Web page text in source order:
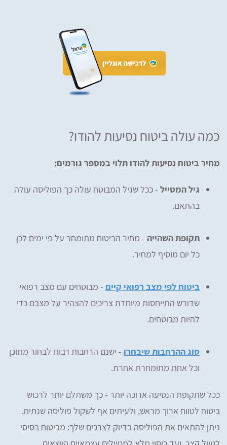
כמה עולה ביטוח נסיעות להודו?
מחיר ביטוח נסיעות להודו תלוי במספר גורמים:
גיל המטייל - ככל שגיל המבוטח עולה כך הפוליסה עולה
בהתאם.
תקופת השהייה - מחיר הביטוח מתומחר על פי ימים לכן
כל יום מוסיף למחיר.
ביטוח לפי מצב רפואי קיים - מבוטחים עם מצב רפואי
שדורש התייחסות מיוחדת צריכים להצהיר על מצבם כדי
להיות מבוטחים.
סוג ההרחבות שיבחרו - ישנם הרחבות רבות לבחור מתוכן
וכל אחת מתומחרת אחרת.
ככל שתקופת הנסיעה ארוכה יותר - כך משתלם יותר לרכוש
ביטוח לטווח ארוך מראש, ולעיתים אף לשקול פוליסה שנתית.
ניתן להתאים את הפוליסה בדיוק לצרכים שלך: מביטוח בסיסי